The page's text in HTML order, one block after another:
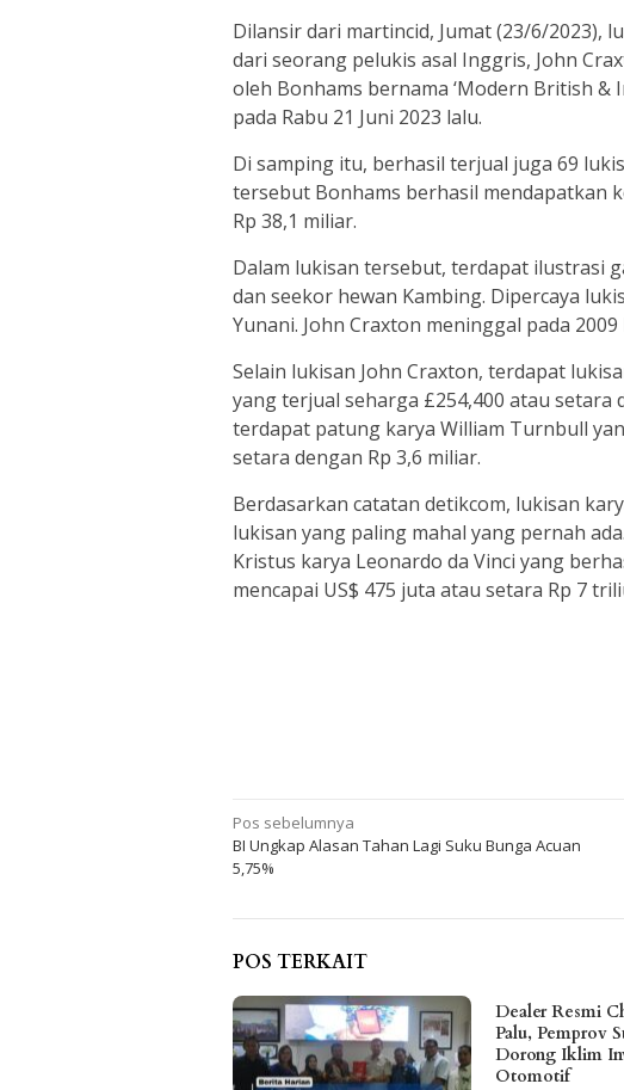
Dilansir dari martincid, Jumat (23/6/2023),
dari seorang pelukis asal Inggris, John
oleh Bonhams bernama ‘Modern British &
pada Rabu 21 Juni 2023 lalu.
Di samping itu, berhasil terjual juga 69
tersebut Bonhams berhasil mendapatkan
Rp 38,1 miliar.
Dalam lukisan tersebut, terdapat ilustrasi
dan seekor hewan Kambing. Dipercaya
Yunani. John Craxton meninggal pada
Selain lukisan John Craxton, terdapat
yang terjual seharga £254,400 atau setara
terdapat patung karya William Turnbull
setara dengan Rp 3,6 miliar.
Berdasarkan catatan detikcom, lukisan
lukisan yang paling mahal yang pernah
Kristus karya Leonardo da Vinci yang
mencapai US$ 475 juta atau setara Rp 7
Navigasi
pos
Pos sebelumnya
BI Ungkap Alasan Tahan Lagi Suku Bunga Acuan
5,75%
POS TERKAIT
Dealer Resmi
Palu, Pemprov
Dorong Iklim
Otomotif